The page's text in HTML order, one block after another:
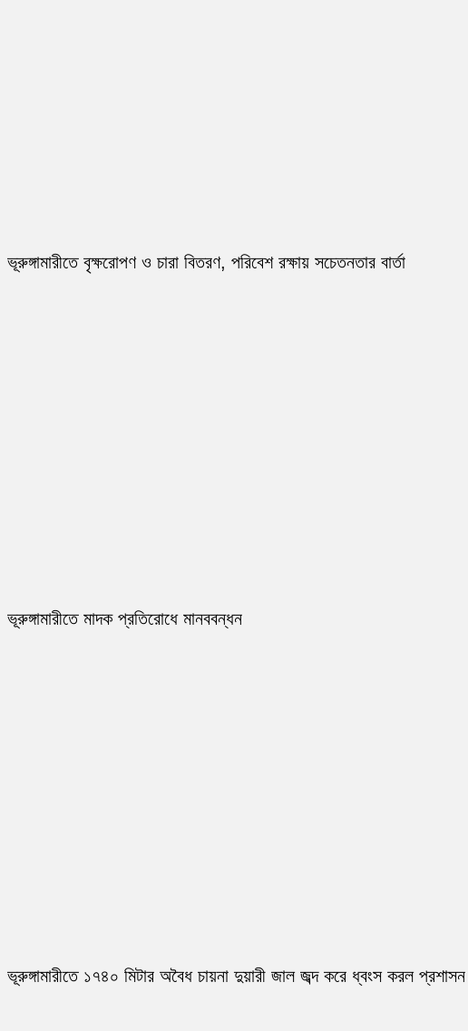
ভূরুঙ্গামারীতে বৃক্ষরোপণ ও চারা বিতরণ, পরিবেশ রক্ষায় সচেতনতার বার্তা
ভূরুঙ্গামারীতে মাদক প্রতিরোধে মানববন্ধন
ভূরুঙ্গামারীতে ১৭৪০ মিটার অবৈধ চায়না দুয়ারী জাল জব্দ করে ধ্বংস করল প্রশাসন